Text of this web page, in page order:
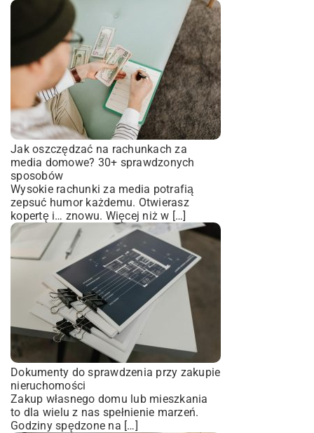
Jak oszczędzać na rachunkach za
media domowe? 30+ sprawdzonych
sposobów
Wysokie rachunki za media potrafią
zepsuć humor każdemu. Otwierasz
kopertę i… znowu. Więcej niż w […]
Dokumenty do sprawdzenia przy zakupie
nieruchomości
Zakup własnego domu lub mieszkania
to dla wielu z nas spełnienie marzeń.
Godziny spędzone na […]